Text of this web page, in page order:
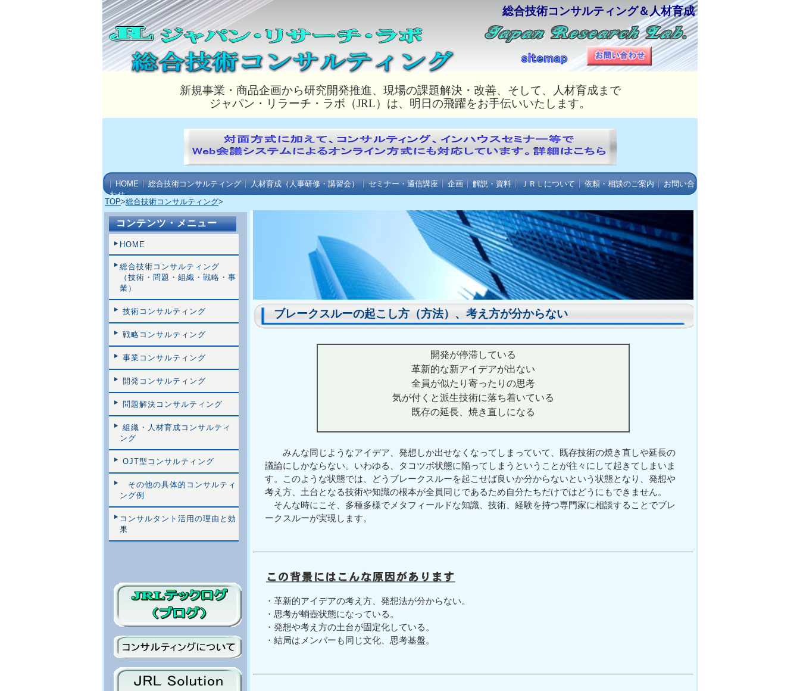
総合技術コンサルティング＆人材育成
新規事業・商品企画から研究開発推進、現場の課題解決・改善、そして、人材育成まで
ジャパン・リラーチ・ラボ（JRL）は、明日の飛躍をお手伝いいたします。
HOME 総合技術コンサルティング 人材育成（人事研修・講習会） セミナー・通信講座 企画 解説・資料 ＪＲＬについて 依頼・相談のご案内
お問い合
わせ
TOP>総合技術コンサルティング>
ブレークスルーの起こし方（方法）、考え方が分からない
開発が停滞している
革新的な新アイデアが出ない
全員が似たり寄ったりの思考
気が付くと派生技術に落ち着いている
既存の延長、焼き直しになる
みんな同じようなアイデア、発想しか出せなくなってしまっていて、既存技術の焼き直しや延長の
議論にしかならない。いわゆる、タコツボ状態に陥ってしまうということが往々にして起きてしまいま
す。このような状態では、どうブレークスルーを起こせば良いか分からないという状態となり、発想や
考え方、土台となる技術や知識の根本が全員同じであるため自分たちだけではどうにもできません。
そんな時にこそ、多種多様でメタフィールドな知識、技術、経験を持つ専門家に相談することでブレ
ークスルーが実現します。
・革新的アイデアの考え方、発想法が分からない。
・思考が蛸壺状態になっている。
・発想や考え方の土台が固定化している。
・結局はメンバーも同じ文化、思考基盤。
コンテンツ・メニュー
HOME
総合技術コンサルティング
（技術・問題・組織・戦略・事
業）
技術コンサルティング
戦略コンサルティング
事業コンサルティング
開発コンサルティング
問題解決コンサルティング
組織・人材育成コンサルティ
ング
OJT型コンサルティング
その他の具体的コンサルティ
ング例
コンサルタント活用の理由と効
果